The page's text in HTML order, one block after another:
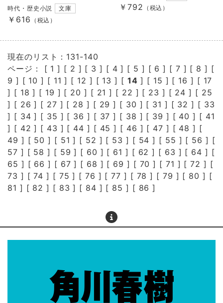
時代・歴史小説 文庫
￥616 （税込）
￥792 （税込）
現在のリスト：131-140
ページ： [ 1 ] [ 2 ] [ 3 ] [ 4 ] [ 5 ] [ 6 ] [ 7 ] [ 8 ] [
9 ] [ 10 ] [ 11 ] [ 12 ] [ 13 ] [ 14 ] [ 15 ] [ 16 ] [ 17
] [ 18 ] [ 19 ] [ 20 ] [ 21 ] [ 22 ] [ 23 ] [ 24 ] [ 25
] [ 26 ] [ 27 ] [ 28 ] [ 29 ] [ 30 ] [ 31 ] [ 32 ] [ 33
] [ 34 ] [ 35 ] [ 36 ] [ 37 ] [ 38 ] [ 39 ] [ 40 ] [ 41
] [ 42 ] [ 43 ] [ 44 ] [ 45 ] [ 46 ] [ 47 ] [ 48 ] [
49 ] [ 50 ] [ 51 ] [ 52 ] [ 53 ] [ 54 ] [ 55 ] [ 56 ] [
57 ] [ 58 ] [ 59 ] [ 60 ] [ 61 ] [ 62 ] [ 63 ] [ 64 ] [
65 ] [ 66 ] [ 67 ] [ 68 ] [ 69 ] [ 70 ] [ 71 ] [72 ] [
73 ] [74 ] [ 75 ] [ 76 ] [77 ] [ 78 ] [ 79 ] [ 80 ] [
81 ] [ 82 ] [ 83 ] [ 84 ] [ 85 ] [ 86 ]